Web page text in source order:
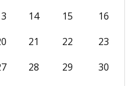
14 15
16
21 22
23
28 29 30